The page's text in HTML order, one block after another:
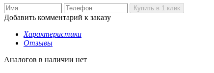
Добавить комментарий к заказу
Характеристики
Отзывы
Аналогов в наличии нет